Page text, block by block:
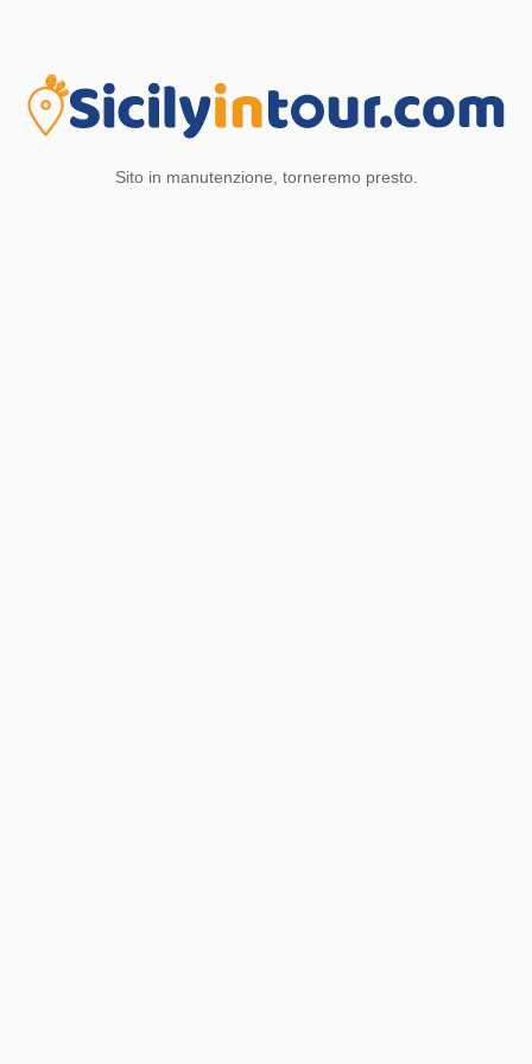
Sito in manutenzione, torneremo presto.